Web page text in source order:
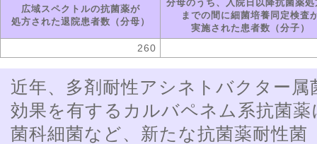
広域スペクトルの抗菌薬が
処方された退院患者数（分母）
分母のうち、入院日以降抗菌薬処
までの間に細菌培養同定検査
実施された患者数（分子）
260
近年、多剤耐性アシネトバクター
効果を有するカルバペネム系抗菌
菌科細菌など、新たな抗菌薬耐性菌